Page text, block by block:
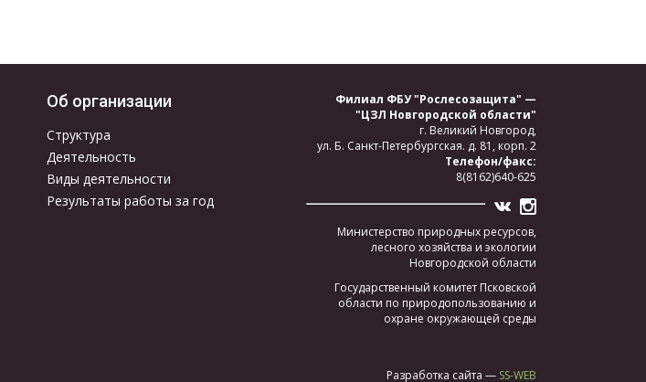
Об организации
Структура
Деятельность
Виды деятельности
Результаты работы за год
Филиал ФБУ "Рослесозащита" —
"ЦЗЛ Новгородской области"
г. Великий Новгород,
ул. Б. Санкт-Петербургская. д. 81, корп. 2
Телефон/факс:
8(8162)640-625
Министерство природных ресурсов,
лесного хозяйства и экологии
Новгородской области
Государственный комитет Псковской
области по природопользованию и
охране окружающей среды
Разработка сайта — SS-WEB